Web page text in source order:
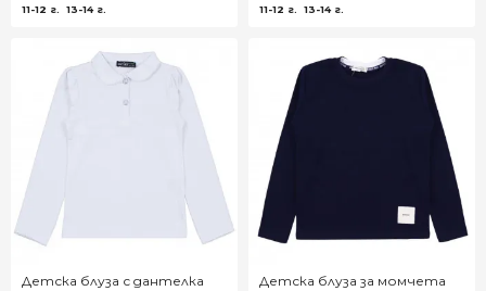
11-12 г.
13-14 г.
11-12 г.
13-14 г.
Детска блуза с дантелка
Детска блуза за момчета